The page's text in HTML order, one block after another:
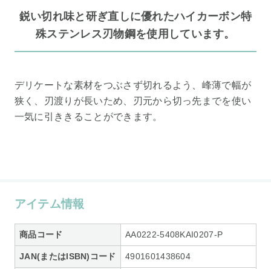
鋭い切れ味と研ぎ直しに優れたハイカーボン特
殊ステンレス刃物鋼を使用しています。
デリケートな素材をつぶさず切れるよう、峰薄で幅が
狭く、刃渡りが長いため、刃元から切っ先までを使い
一気に引ききることができます。
アイテム情報
商品コード AA0222-5408KAI0207-P
JAN(またはISBN)コード 4901601438604